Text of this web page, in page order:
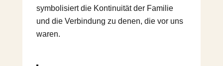
symbolisiert die Kontinuität der Familie
und die Verbindung zu denen, die vor uns
waren.